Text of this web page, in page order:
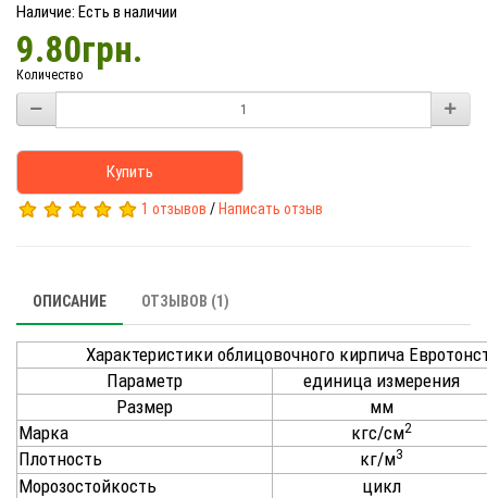
Наличие: Есть в наличии
9.80грн.
Количество
Купить
1 отзывов / Написать отзыв
ОПИСАНИЕ ОТЗЫВОВ (1)
Характеристики облицовочного кирпича
Параметр
единица измерения
Размер
мм
Марка
кгс/см2
Плотность кг/м3
Морозостойкость
цикл